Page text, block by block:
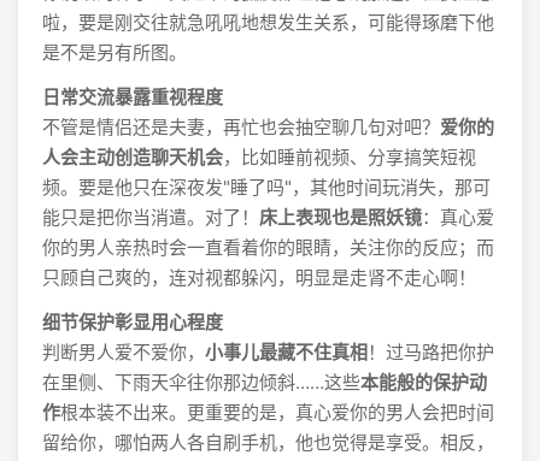
啦，要是刚交往就急吼吼地想发生关系，可能得琢磨下他
是不是另有所图。
日常交流暴露重视程度
不管是情侣还是夫妻，再忙也会抽空聊几句对吧？ 爱你的
人会主动创造聊天机会，比如睡前视频、分享搞笑短视
频。要是他只在深夜发"睡了吗"，其他时间玩消失，那可
能只是把你当消遣。对了！ 床上表现也是照妖镜：真心爱
你的男人亲热时会一直看着你的眼睛，关注你的反应；而
只顾自己爽的，连对视都躲闪，明显是走肾不走心啊！
细节保护彰显用心程度
判断男人爱不爱你， 小事儿最藏不住真相 ！过马路把你护
在里侧、下雨天伞往你那边倾斜……这些本能般的保护动
作根本装不出来。更重要的是，真心爱你的男人会把时间
留给你，哪怕两人各自刷手机，他也觉得是享受。相反，